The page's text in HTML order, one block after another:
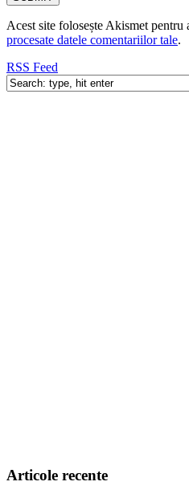
Acest site folosește Akismet pentru
procesate datele comentariilor tale.
RSS Feed
Articole recente